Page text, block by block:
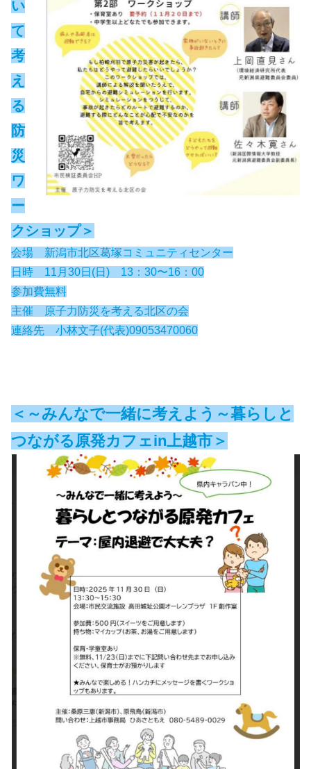
い
て
考
え
る
防
災
ワ
ー
クショップ＞
会場 新潟市北区葛塚コミュニティセンター
日時 11月30日(日) 13：30〜16：00
参加費無料
主催 原子力防災を考える北区の会
連絡先 小林文子(代表)09053470060
＜～みんなで一緒に考えよう～暮らしと
つながる原発カフェin上越市＞